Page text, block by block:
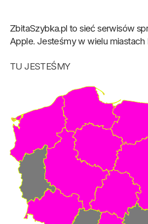
ZbitaSzybka.pl to sieć serwisów
Apple. Jesteśmy w wielu miastach
TU JESTEŚMY